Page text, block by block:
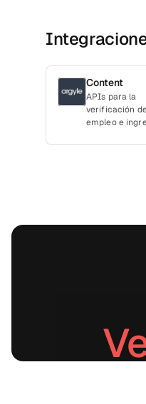
Content
APIs para la
verificación
empleo e